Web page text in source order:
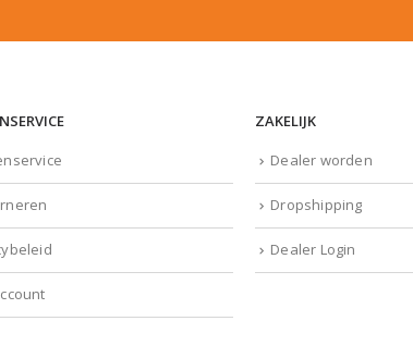
ZAKELIJK
Dealer worden
Dropshipping
Dealer Login